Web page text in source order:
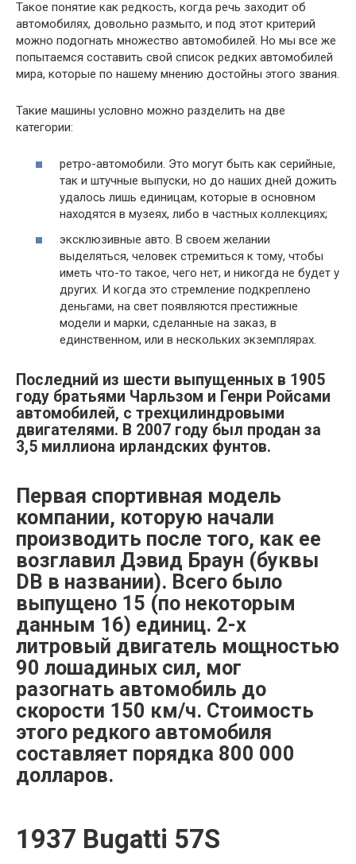
Такое понятие как редкость, когда речь заходит об
автомобилях, довольно размыто, и под этот критерий
можно подогнать множество автомобилей. Но мы все же
попытаемся составить свой список редких автомобилей
мира, которые по нашему мнению достойны этого звания.
Такие машины условно можно разделить на две
категории:
ретро-автомобили. Это могут быть как серийные,
так и штучные выпуски, но до наших дней дожить
удалось лишь единицам, которые в основном
находятся в музеях, либо в частных коллекциях;
эксклюзивные авто. В своем желании
выделяться, человек стремиться к тому, чтобы
иметь что-то такое, чего нет, и никогда не будет у
других. И когда это стремление подкреплено
деньгами, на свет появляются престижные
модели и марки, сделанные на заказ, в
единственном, или в нескольких экземплярах.
Последний из шести выпущенных в 1905
году братьями Чарльзом и Генри Ройсами
автомобилей, с трехцилиндровыми
двигателями. В 2007 году был продан за
3,5 миллиона ирландских фунтов.
Первая спортивная модель
компании, которую начали
производить после того, как ее
возглавил Дэвид Браун (буквы
DB в названии). Всего было
выпущено 15 (по некоторым
данным 16) единиц. 2-х
литровый двигатель мощностью
90 лошадиных сил, мог
разогнать автомобиль до
скорости 150 км/ч. Стоимость
этого редкого автомобиля
составляет порядка 800 000
долларов.
1937 Bugatti 57S